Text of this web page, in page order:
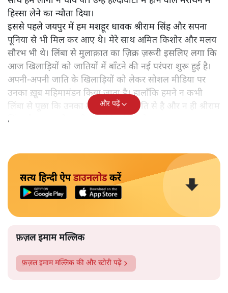
हिस्सा लेने का न्यौता दिया।
इससे पहले जयपुर में हम मशहूर धावक श्रीराम सिंह और सपना
पूनिया से भी मिल कर आए थे। मेरे साथ अमित किशोर और मलय
सौरभ भी थे। लिंबा से मुलाक़ात का ज़िक्र ज़रूरी इसलिए लगा कि
आज खिलाड़ियों को जातियों में बाँटने की नई परंपरा शुरू हुई है।
अपनी-अपनी जाति के खिलाड़ियों को लेकर सोशल मीडिया पर
उनका ख़ूब महिमामंडन किया जाता है। हालाँकि हमने न कभी
लिंबा से पूछा कि उनका ताल्लुक किस जाति से है और न ही श्रीराम
सिंह और सपना से, न ही दूसरे खिलाड़ियों से।
और पढ़ें
सत्य हिन्दी ऐपडाउनलोडकरें
फ़ज़ल इमाम मल्लिक
फ़ज़ल इमाम मल्लिक की और स्टोरी पढ़ें